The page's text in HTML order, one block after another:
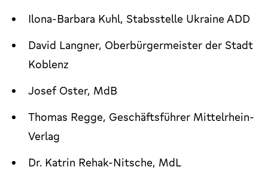
Ilona-Barbara Kuhl, Stabsstelle Ukraine ADD
David Langner, Oberbürgermeister der Stadt
Koblenz
Josef Oster, MdB
Thomas Regge, Geschäftsführer Mittelrhein-
Verlag
Dr. Katrin Rehak-Nitsche, MdL